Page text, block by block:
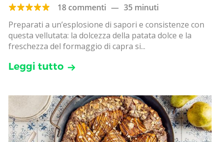
18 commenti — 35 minuti
Preparati a un’esplosione di sapori e consistenze con
questa vellutata: la dolcezza della patata dolce e la
freschezza del formaggio di capra si...
Leggi tutto